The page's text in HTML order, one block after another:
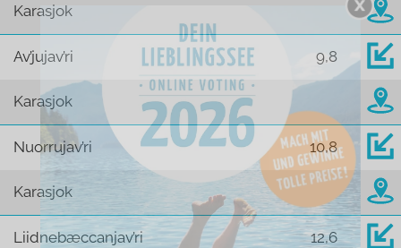
Karasjok
Av’jujav’ri 9,8
Karasjok
Nuorrujav’ri 10,8
Karasjok
Liidnebæccanjav’ri 12,6